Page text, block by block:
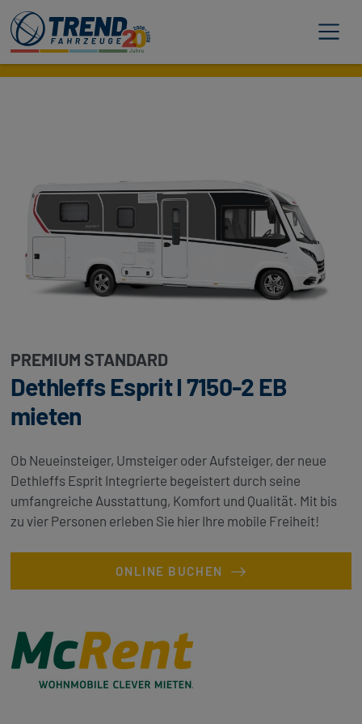
PREMIUM STANDARD
Dethleffs Esprit I 7150-2 EB
mieten
Ob Neueinsteiger, Umsteiger oder Aufsteiger, der neue
Dethleffs Esprit Integrierte begeistert durch seine
umfangreiche Ausstattung, Komfort und Qualität. Mit bis
zu vier Personen erleben Sie hier Ihre mobile Freiheit!
ONLINE BUCHEN